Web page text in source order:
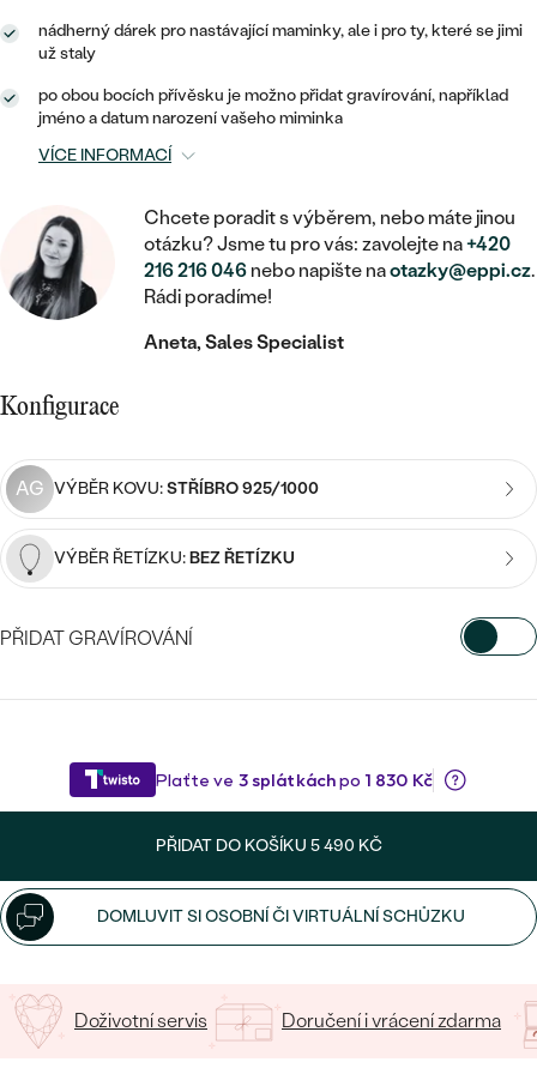
S VÝPLNÍ
SVATEBNÍ SETY
CENOVĚ DOSTUPNÉ
LUXUSNÍ
Nejprodávanější
snubní prsteny
PROHLÉDNOUT
ZAČÍT S LAB-GROWN DIAMANTEM
ZAČÍT S BAREVNÝM DIAMANTEM
DLE DRAHOKAMU
DIAMANT
LAB-GROWN DIAMANT
MOISSANIT
BAREVNÝ DIAMANT
SALT AND PEPPER DIAMANT
DRAHOKAM
DLE MATERIÁLU
STŘÍBRO
DĚTSKÉ ŠPERKY
BROŽE
DOPLŇKY
DLE MATERIÁLU
ZLATO
PLATINA
DLE KAMENE
S DIAMANTY
S DRAHOKAMY
S LAB-GROWN DIAMANTY
S PERLAMI
DLE STYLU
SYMBOLICKÉ
MINIMALISTICKÉ
PODLE PŘÍLEŽITOSTI
PODLE BARVY
DĚTSKÉ
DLE KAMENE
S DIAMANTY
S DRAHOKAMY
S PERLAMI
DLE CENY
LUXUSNÍ
Nejprodávanější
MEDAILONKY
ŘETÍZKY
VE TVARU SRDCE
SE ZVÍŘATY
DLE DRAHOKAMU
S DIAMANTY
S DRAHOKAMY
S PERLAMI
DLE CENY
CENOVĚ DOSTUPNÉ
LUXUSNÍ
STATEMENT
PEČETNÍ
DLE DRAHOKAMU
S DIAMANTY
S DRAHOKAMY
S PERLAMI
DLE CENY
CENOVĚ DOSTUPNÉ
nádherný dárek pro nastávající maminky, ale i pro ty, které se jimi
už staly
po obou bocích přívěsku je možno přidat gravírování, například
jméno a datum narození vašeho miminka
VÍCE INFORMACÍ
Chcete poradit s výběrem, nebo máte jinou
otázku? Jsme tu pro vás: zavolejte na+420
216 216 046 nebo napište naotazky@eppi.cz.
Rádi poradíme!
Aneta, Sales Specialist
Konfigurace
AG VÝBĚR KOVU:STŘÍBRO 925/1000
VÝBĚR ŘETÍZKU:BEZ ŘETÍZKU
PŘIDAT GRAVÍROVÁNÍ
Napište iniciály/text
/ 16 ZNAKŮ
PŘIDAT DO KOŠÍKU 5 490 KČ
DOMLUVIT SI OSOBNÍ ČI VIRTUÁLNÍ SCHŮZKU
Doživotní servis Doručení i vrácení zdarma